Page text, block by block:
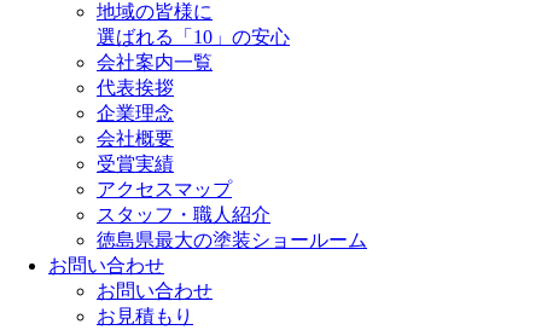
地域の皆様に
選ばれる「10」の安心
会社案内一覧
代表挨拶
企業理念
会社概要
受賞実績
アクセスマップ
スタッフ・職人紹介
徳島県最大の塗装ショールーム
お問い合わせ
お問い合わせ
お見積もり